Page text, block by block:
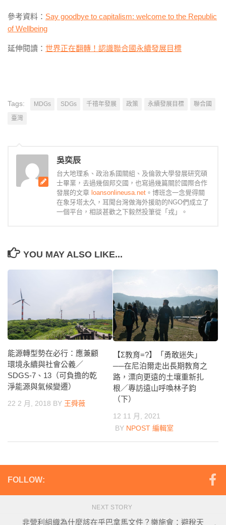
參考資料： Say goodbye to capitalism: welcome to the Republic
of Wellbeing
延伸閱讀： 世界正在翻轉！認識聯合國永續發展目標
Tags: MDGs SDGs 千禧年發展 政策 永續發展目標
聯合國
臺灣
吳奕辰
台大地理系、政治系國關組、及倫敦大學發展研究碩
士畢業，去過幾個邦交國，也寫過幾篇關於國際合作
發展的文章 loansonlineusa.net 。博班念一念覺得關
在象牙塔太久，耳聞台灣做海外援助的NGO們成立了
一個平台，相談甚歡之下毅然投筆從「戎」。
YOU MAY ALSO LIKE...
能源轉型勢在必行：應兼顧
環境永續與社會公義／
SDGS-7、13（可負擔的乾
淨能源與氣候變遷）
22 2 月, 2018 BY 王舜薇
【Σ教育=?】「勇敢迷失」
──在尼泊爾走出長期教育之
路，漂向更遠的土壤重新扎
根／專訪遠山呼喚林子鈞
（下）
12 11 月, 2021
BY NPOST 編輯室
FOLLOW:
NEXT STORY
非營利組織為什麼該在乎巴拿馬文件？樂施會：避稅天